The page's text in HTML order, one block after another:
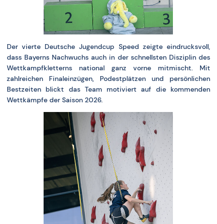
Der vierte Deutsche Jugendcup Speed zeigte eindrucksvoll,
dass Bayerns Nachwuchs auch in der schnellsten Disziplin des
Wettkampfkletterns national ganz vorne mitmischt. Mit
zahlreichen Finaleinzügen, Podestplätzen und persönlichen
Bestzeiten blickt das Team motiviert auf die kommenden
Wettkämpfe der Saison 2026.